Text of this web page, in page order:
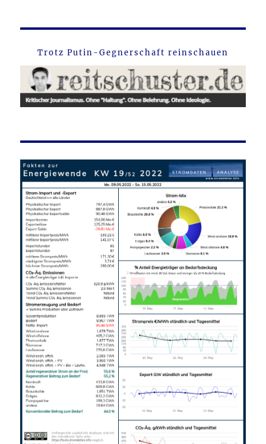
Trotz Putin-Gegnerschaft reinschauen